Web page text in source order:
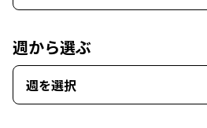
週から選ぶ
週を選択